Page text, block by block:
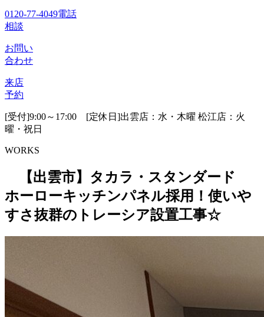
0120-77-4049電話
相談
お問い
合わせ
来店
予約
[受付]9:00～17:00 [定休日]出雲店：水・木曜 松江店：火
曜・祝日
WORKS
【出雲市】タカラ・スタンダード
ホーローキッチンパネル採用！使いや
すさ抜群のトレーシア設置工事☆